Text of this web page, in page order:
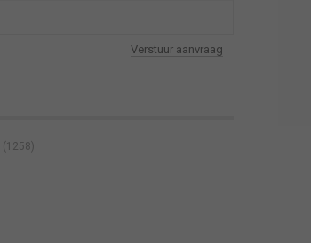
Verstuur aanvraag
(1258)